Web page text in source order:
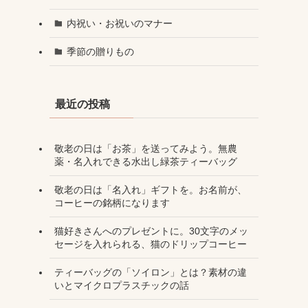
内祝い・お祝いのマナー
季節の贈りもの
最近の投稿
敬老の日は「お茶」を送ってみよう。無農
薬・名入れできる水出し緑茶ティーバッグ
敬老の日は「名入れ」ギフトを。お名前が、
コーヒーの銘柄になります
猫好きさんへのプレゼントに。30文字のメッ
セージを入れられる、猫のドリップコーヒー
ティーバッグの「ソイロン」とは？素材の違
いとマイクロプラスチックの話